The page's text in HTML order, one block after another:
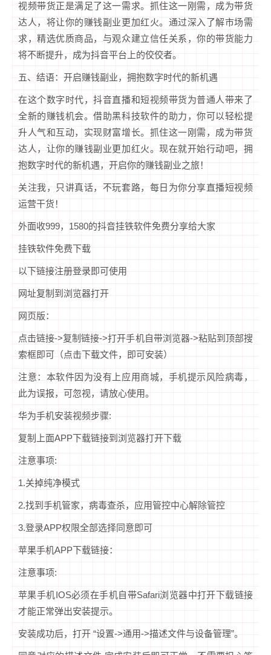
视频带货正是满足了这一需求。抓住这一刚需，成为带货
达人，将让你的赚钱副业更加红火。通过深入了解市场需
求，精选优质商品，与观众建立信任关系，你的带货能力
将不断提升，成为抖音平台上的佼佼者。
五、结语：开启赚钱副业，拥抱数字时代的新机遇
在这个数字时代，抖音直播和短视频带货为普通人带来了
全新的赚钱机会。借助黑科技软件的助力，你可以轻松提
升人气和互动，实现财富增长。抓住这一刚需，成为带货
达人，让你的赚钱副业更加红火。现在就开始行动吧，拥
抱数字时代的新机遇，开启你的赚钱副业之旅！
关注我，只讲真话，不玩套路，每日为你分享直播短视频
运营干货！
外面收999，1580的抖音挂铁软件免费分享给大家
挂铁软件免费下载
以下链接注册登录即可使用
网址复制到浏览器打开
网页版：
点击链接->复制链接->打开手机自带浏览器->粘贴到顶部搜
索框即可（点击下载文件，即可安装）
注意：本软件因为没有上应用商城，手机提示风险病毒，
此为误报，可忽视，请放心使用。
华为手机安装视频步骤:
复制上面APP下载链接到浏览器打开下载
注意事项:
1.关掉纯净模式
2.找到手机管家，病毒查杀，应用管控中心解除管控
3.登录APP权限全部选择同意即可
苹果手机APP下载链接：
注意事项:
苹果手机IOS必须在手机自带Safari浏览器中打开下载链接
才能正常弹出安装提示。
安装成功后，打开 “设置->通用->描述文件与设备管理”。